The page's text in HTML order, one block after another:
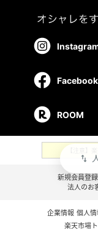
swap_vert
Facebook
ROOM
新規会員登録
法人のお
企業情報 個人
楽天市場